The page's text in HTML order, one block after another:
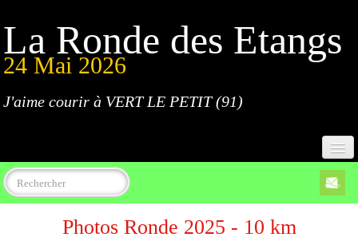
La Ronde des Etangs
24 Mai 2026
J'aime courir à VERT LE PETIT (91)
Accueil
ProgrammePhotos Ronde 2025 - 10 km